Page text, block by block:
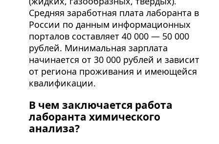
Средняя заработная плата лаборанта в
России по данным информационных
порталов составляет 40 000 — 50 000
рублей. Минимальная зарплата
начинается от 30 000 рублей и зависит
от региона проживания и имеющейся
квалификации.
В чем заключается работа
лаборанта химического
анализа?